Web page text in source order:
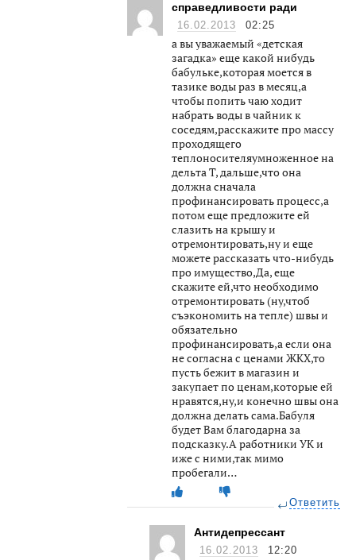
справедливости ради
16.02.2013 02:25
а вы уважаемый «детская
загадка» еще какой нибудь
бабульке,которая моется в
тазике воды раз в месяц,а
чтобы попить чаю ходит
набрать воды в чайник к
соседям,расскажите про массу
проходящего
теплоносителяумноженное на
дельта Т, дальше,что она
должна сначала
профинансировать процесс,а
потом еще предложите ей
слазить на крышу и
отремонтировать,ну и еще
можете рассказать что-нибудь
про имущество,Да, еще
скажите ей,что необходимо
отремонтировать (ну,чтоб
съэкономить на тепле) швы и
обязательно
профинансировать,а если она
не согласна с ценами ЖКХ,то
пусть бежит в магазин и
закупает по ценам,которые ей
нравятся,ну,и конечно швы она
должна делать сама.Бабуля
будет Вам благодарна за
подсказку.А работники УК и
иже с ними,так мимо
пробегали…
Ответить
Антидепрессант
16.02.2013 12:20